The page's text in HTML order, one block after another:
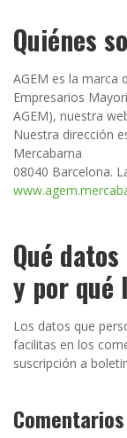
Quiénes
AGEM es la marca
Empresarios
AGEM), nuestra
Nuestra dirección
Mercabarna
08040 Barcelona.
Qué
y por qué
Los datos que
facilitas en los
suscripción a
Comentarios